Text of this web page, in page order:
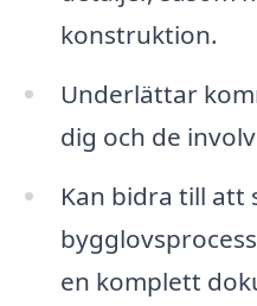
konstruktion.
Underlättar
dig och de
Kan bidra till att
en komplett